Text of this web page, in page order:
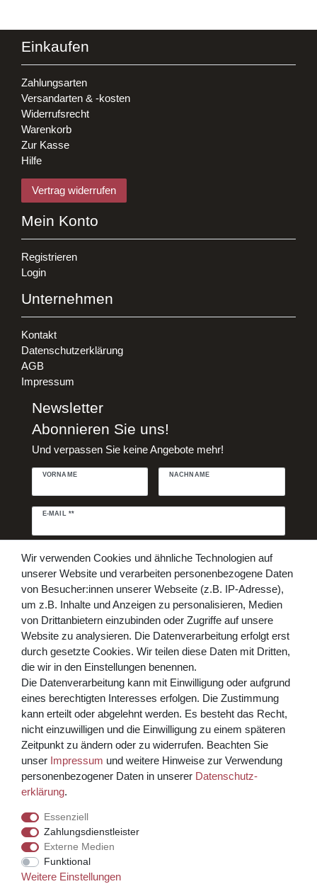
Einkaufen
Zahlungsarten
Versandarten & -kosten
Widerrufsrecht
Warenkorb
Zur Kasse
Hilfe
Vertrag widerrufen
Mein Konto
Registrieren
Login
Unternehmen
Kontakt
Datenschutzerklärung
AGB
Impressum
Newsletter
Abonnieren Sie uns!
Und verpassen Sie keine Angebote mehr!
VORNAME NACHNAME
E-MAIL **
Newsletter
Hiermit bestätige ich, dass ich dieDaten­schutz­erklärung
Abonnieren
** Hierbei handelt es sich um ein Pflichtfeld.
Bezahlen Sie bequem per
Kreditkarte über PayPal Funktion
Wir versenden mit
© Copyright 2026 Weinhaus Blum. Alle Rechte vorbehalten.
Wir verwenden Cookies und ähnliche Technologien auf
unserer Website und verarbeiten personenbezogene Daten
von Besucher:innen unserer Webseite (z.B. IP-Adresse),
um z.B. Inhalte und Anzeigen zu personalisieren, Medien
von Drittanbietern einzubinden oder Zugriffe auf unsere
Website zu analysieren. Die Datenverarbeitung erfolgt erst
durch gesetzte Cookies. Wir teilen diese Daten mit Dritten,
die wir in den Einstellungen benennen.
Die Datenverarbeitung kann mit Einwilligung oder aufgrund
eines berechtigten Interesses erfolgen. Die Zustimmung
kann erteilt oder abgelehnt werden. Es besteht das Recht,
nicht einzuwilligen und die Einwilligung zu einem späteren
Zeitpunkt zu ändern oder zu widerrufen. Beachten Sie
unser Impressum und weitere Hinweise zur Verwendung
personenbezogener Daten in unserer Daten­schutz­
erklärung.
Essenziell
Zahlungsdienstleister
Externe Medien
Funktional
Weitere Einstellungen